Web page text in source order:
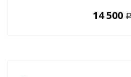
14 500 Р